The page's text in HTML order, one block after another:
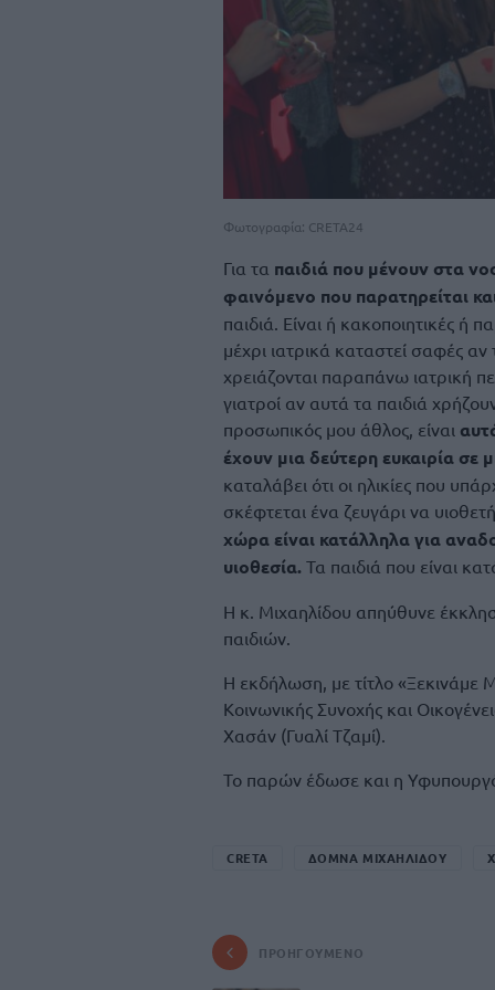
Φωτογραφία: CRETA24
Για τα παιδιά που μένουν στα
φαινόμενο που παρατηρείται
παιδιά. Είναι ή κακοποιητικές ή
μέχρι ιατρικά καταστεί σαφές
χρειάζονται παραπάνω ιατρική
γιατροί αν αυτά τα παιδιά
προσωπικός μου άθλος, είναι
έχουν μια δεύτερη ευκαιρία σε
καταλάβει ότι οι ηλικίες που
σκέφτεται ένα ζευγάρι να
χώρα είναι κατάλληλα για
υιοθεσία. Τα παιδιά που είναι
Η κ. Μιχαηλίδου απηύθυνε
παιδιών.
Η εκδήλωση, με τίτλο «Ξεκινάμε
Κοινωνικής Συνοχής και
Χασάν (Γυαλί Τζαμί).
Το παρών έδωσε και η
CRETA ΔΟΜΝΑ ΜΙΧΑΗΛΙΔΟΥ
ΠΡΟΗΓΟΎΜΕΝΟ